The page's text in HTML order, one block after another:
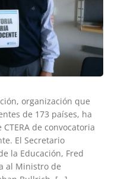
organización que
de 173 países, ha
de convocatoria
El Secretario
la Educación, Fred
al Ministro de